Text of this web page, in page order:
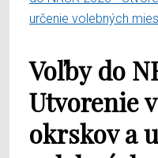
O obci
určenie volebných
Voľby do
Utvorenie
okrskov a